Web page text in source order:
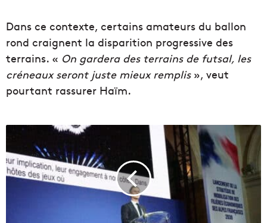
Dans ce contexte, certains amateurs du ballon
rond craignent la disparition progressive des
terrains. « On gardera des terrains de futsal, les
créneaux seront juste mieux remplis », veut
pourtant rassurer Haïm.
c
h
i